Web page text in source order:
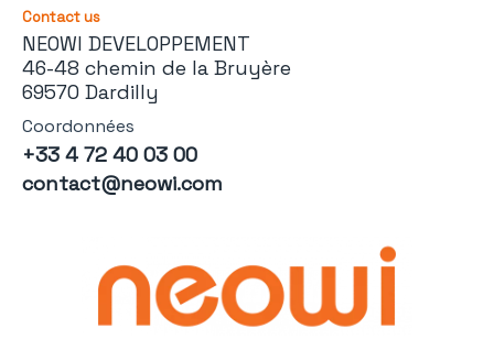
Contact us
NEOWI DEVELOPPEMENT
46-48 chemin de la Bruyère
69570 Dardilly
Coordonnées
+33 4 72 40 03 00
contact@neowi.com